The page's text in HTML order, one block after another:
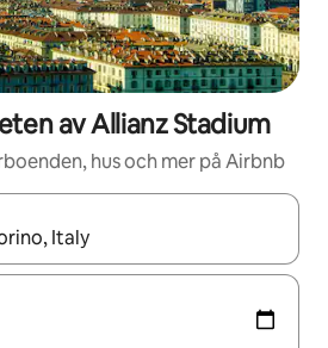
av Allianz Stadium
hus och mer på Airbnb
kan du navigera med upp- och